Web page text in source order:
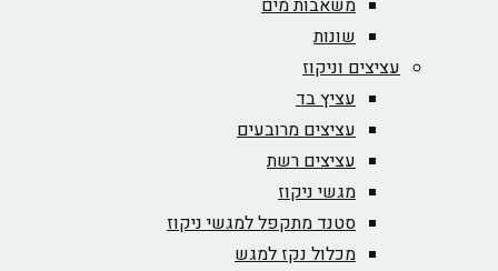
משאבות מים
שונות
עציצים וניקוז
עציץ בד
עציצים מרובעים
עציצים רשת
מגשי ניקוז
סטנד מתקפל למגשי ניקוז
מכלול נקז למגש